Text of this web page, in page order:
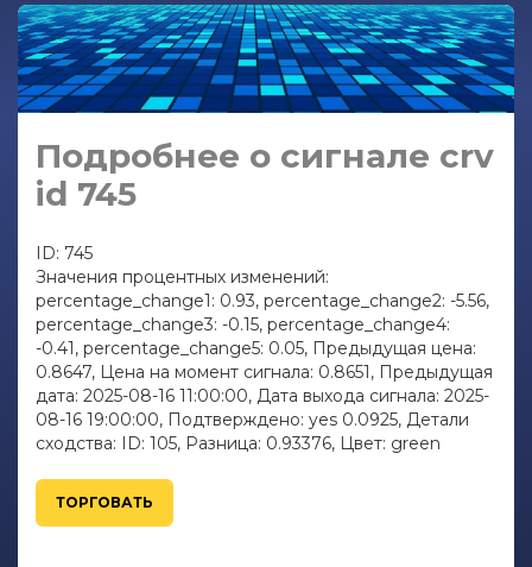
Подробнее о сигнале crv
id 745
ID: 745
Значения процентных изменений:
percentage_change1: 0.93, percentage_change2: -5.56,
percentage_change3: -0.15, percentage_change4:
-0.41, percentage_change5: 0.05, Предыдущая цена:
0.8647, Цена на момент сигнала: 0.8651, Предыдущая
дата: 2025-08-16 11:00:00, Дата выхода сигнала: 2025-
08-16 19:00:00, Подтверждено: yes 0.0925, Детали
сходства: ID: 105, Разница: 0.93376, Цвет: green
ТОРГОВАТЬ